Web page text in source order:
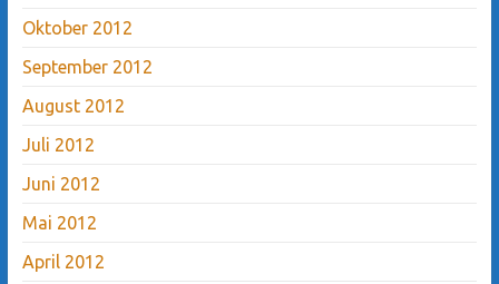
Oktober 2012
September 2012
August 2012
Juli 2012
Juni 2012
Mai 2012
April 2012